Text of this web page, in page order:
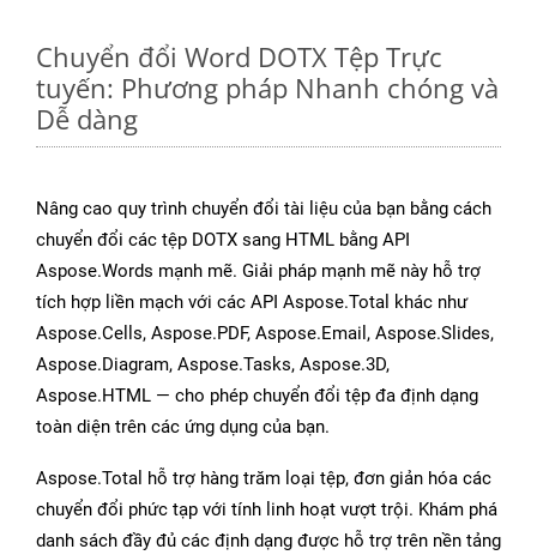
Chuyển đổi Word DOTX Tệp Trực
tuyến: Phương pháp Nhanh chóng và
Dễ dàng
Nâng cao quy trình chuyển đổi tài liệu của bạn bằng cách
chuyển đổi các tệp DOTX sang HTML bằng API
Aspose.Words mạnh mẽ. Giải pháp mạnh mẽ này hỗ trợ
tích hợp liền mạch với các API Aspose.Total khác như
Aspose.Cells, Aspose.PDF, Aspose.Email, Aspose.Slides,
Aspose.Diagram, Aspose.Tasks, Aspose.3D,
Aspose.HTML — cho phép chuyển đổi tệp đa định dạng
toàn diện trên các ứng dụng của bạn.
Aspose.Total hỗ trợ hàng trăm loại tệp, đơn giản hóa các
chuyển đổi phức tạp với tính linh hoạt vượt trội. Khám phá
danh sách đầy đủ các định dạng được hỗ trợ trên nền tảng